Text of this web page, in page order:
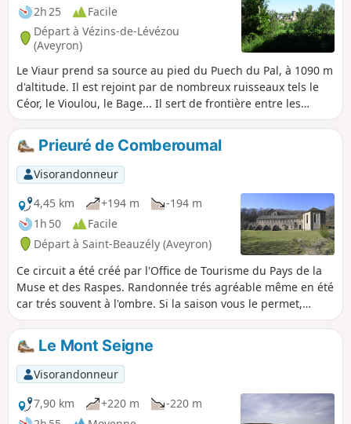
2h 25
Facile
Départ à Vézins-de-Lévézou
(Aveyron)
Le Viaur prend sa source au pied du Puech du Pal, à 1090 m
d'altitude. Il est rejoint par de nombreux ruisseaux tels le
Céor, le Vioulou, le Bage... Il sert de frontière entre les
territoire des Palanges et du Massif du Lévézou mais aussi
entre le département de l'Aveyron et du Tarn, à l'Ouest du
département.
Prieuré de Comberoumal
Visorandonneur
4,45 km
+194 m
-194 m
1h 50
Facile
Départ à Saint-Beauzély (Aveyron)
Ce circuit a été créé par l'Office de Tourisme du Pays de la
Muse et des Raspes. Randonnée trés agréable même en été
car trés souvent à l'ombre. Si la saison vous le permet,
admirez les splendides rosiers des rues de Saint-Beauzély.
Le Mont Seigne
Visorandonneur
7,90 km
+220 m
-220 m